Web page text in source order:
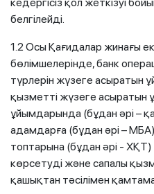
кедергісіз қол жеткізуі
белгілейді.
1.2 Осы Қағидалар жинағы
бөлімшелерінде, банк
түрлерін жүзеге
қызметті жүзеге
ұйымдарында (бұдан әрі –
адамдарға (бұдан әрі –
топтарына (бұдан әрі -
көрсетуді және сапалы
қашықтан тәсілімен